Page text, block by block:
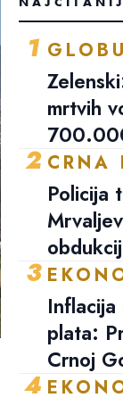
1
mrtvih
2 CRNA
Policija
3
plata:
Crnoj
4